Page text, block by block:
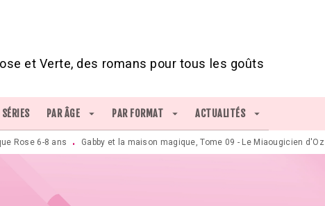
et Verte, des romans pour tous les goûts
SÉRIES PAR ÂGE arrow_drop_down PAR FORMAT arrow_drop_down ACTUALITÉS arrow_drop_down
Rose 6-8 ans • Gabby et la maison magique, Tome 09 - Le Miaougicien d'Oz